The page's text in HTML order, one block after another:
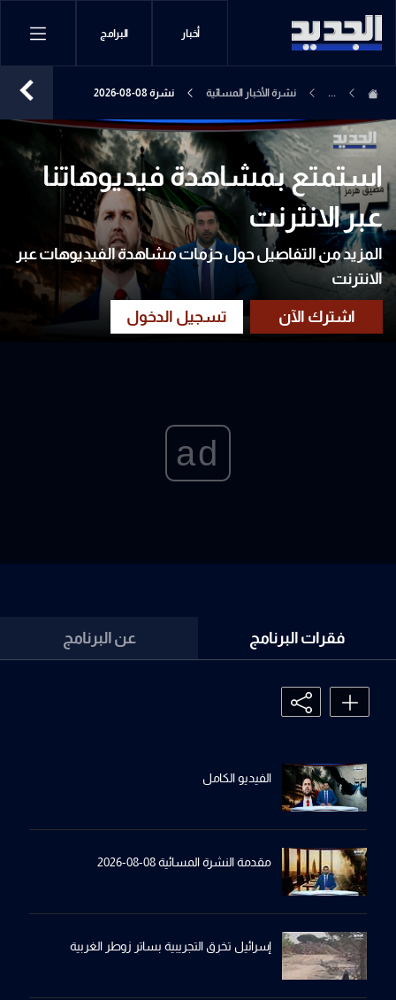
أخبار البرامج
... نشرة الأخبار المسائية نشرة 08-08-2026
استمتع بمشاهدة فيديوهاتنا
عبر الانترنت
المزيد من التفاصيل حول حزمات مشاهدة الفيديوهات عبر
الانترنت
ad
فقرات البرنامج عن البرنامج
الفيديو الكامل
مقدمة النشرة المسائية 08-08-2026
إسرائيل تخرِق التجريبية بساترِ زوطر الغربية